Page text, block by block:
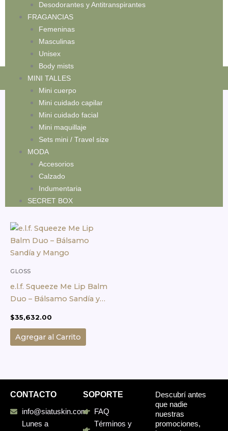
Desodorantes y Antitranspirantes
FRAGANCIAS
Femeninas
Masculinas
Unisex
Body mists
MINI TALLES
Mini cuerpo
Mini cuidado capilar
Mini cuidado facial
Mini maquillaje
Sets mini / Travel size
MODA
Accesorios
Calzado
Indumentaria
SECRET BOX
A PARTIR DE $119.999! 🚚
/ E.L.F. Cosmetics
E.L.F. Cosmetics
Mostrando el único resultado
GLOSS
e.l.f. Squeeze Me Lip Balm
Duo – Bálsamo Sandía y
$35,632.00
Agregar al Carrito
CONTACTO
info@siatuskin.com
Lunes a
SOPORTE
FAQ
Términos y
Descubrí antes
que nadie
nuestras
promociones,